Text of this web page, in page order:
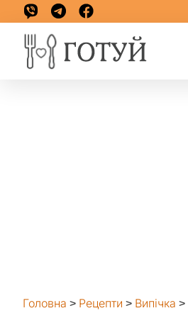
Головна > Рецепти > Випічка >